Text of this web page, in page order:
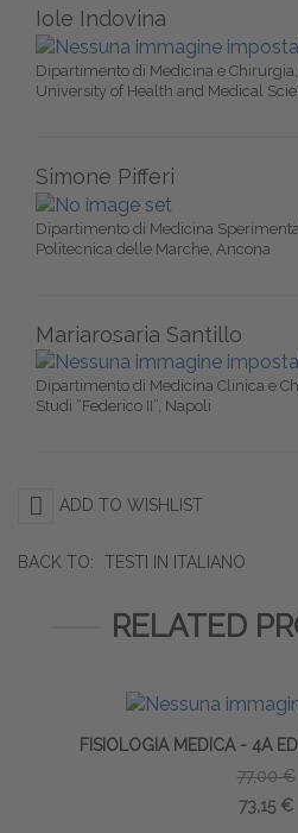
Iole Indovina
Dipartimento di Medicina e
University of Health and Medical
Simone Pifferi
Dipartimento di Medicina
Politecnica delle Marche, Ancona
Mariarosaria Santillo
Dipartimento di Medicina Clinica e
Studi “Federico II”, Napoli
ADD TO WISHLIST
BACK TO: TESTI IN ITALIANO
RELATED
FISIOLOGIA MEDICA - 4A
77,00 €
73,15 €